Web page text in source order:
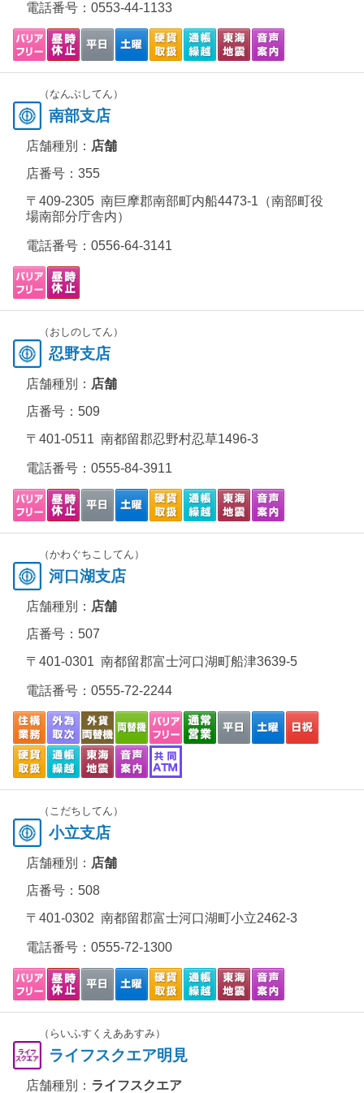
電話番号： 0553-44-1133
（なんぶしてん）
南部支店
店舗種別： 店舗
店番号：355
〒409-2305 南巨摩郡南部町内船4473-1（南部町役
場南部分庁舎内）
電話番号： 0556-64-3141
（おしのしてん）
忍野支店
店舗種別： 店舗
店番号：509
〒401-0511 南都留郡忍野村忍草1496-3
電話番号： 0555-84-3911
（かわぐちこしてん）
河口湖支店
店舗種別： 店舗
店番号：507
〒401-0301 南都留郡富士河口湖町船津3639-5
電話番号： 0555-72-2244
（こだちしてん）
小立支店
店舗種別： 店舗
店番号：508
〒401-0302 南都留郡富士河口湖町小立2462-3
電話番号： 0555-72-1300
（らいふすくえああすみ）
ライフスクエア明見
店舗種別： ライフスクエア